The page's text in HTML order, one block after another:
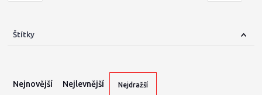
Štítky
Nejnovější Nejlevnější Nejdražší